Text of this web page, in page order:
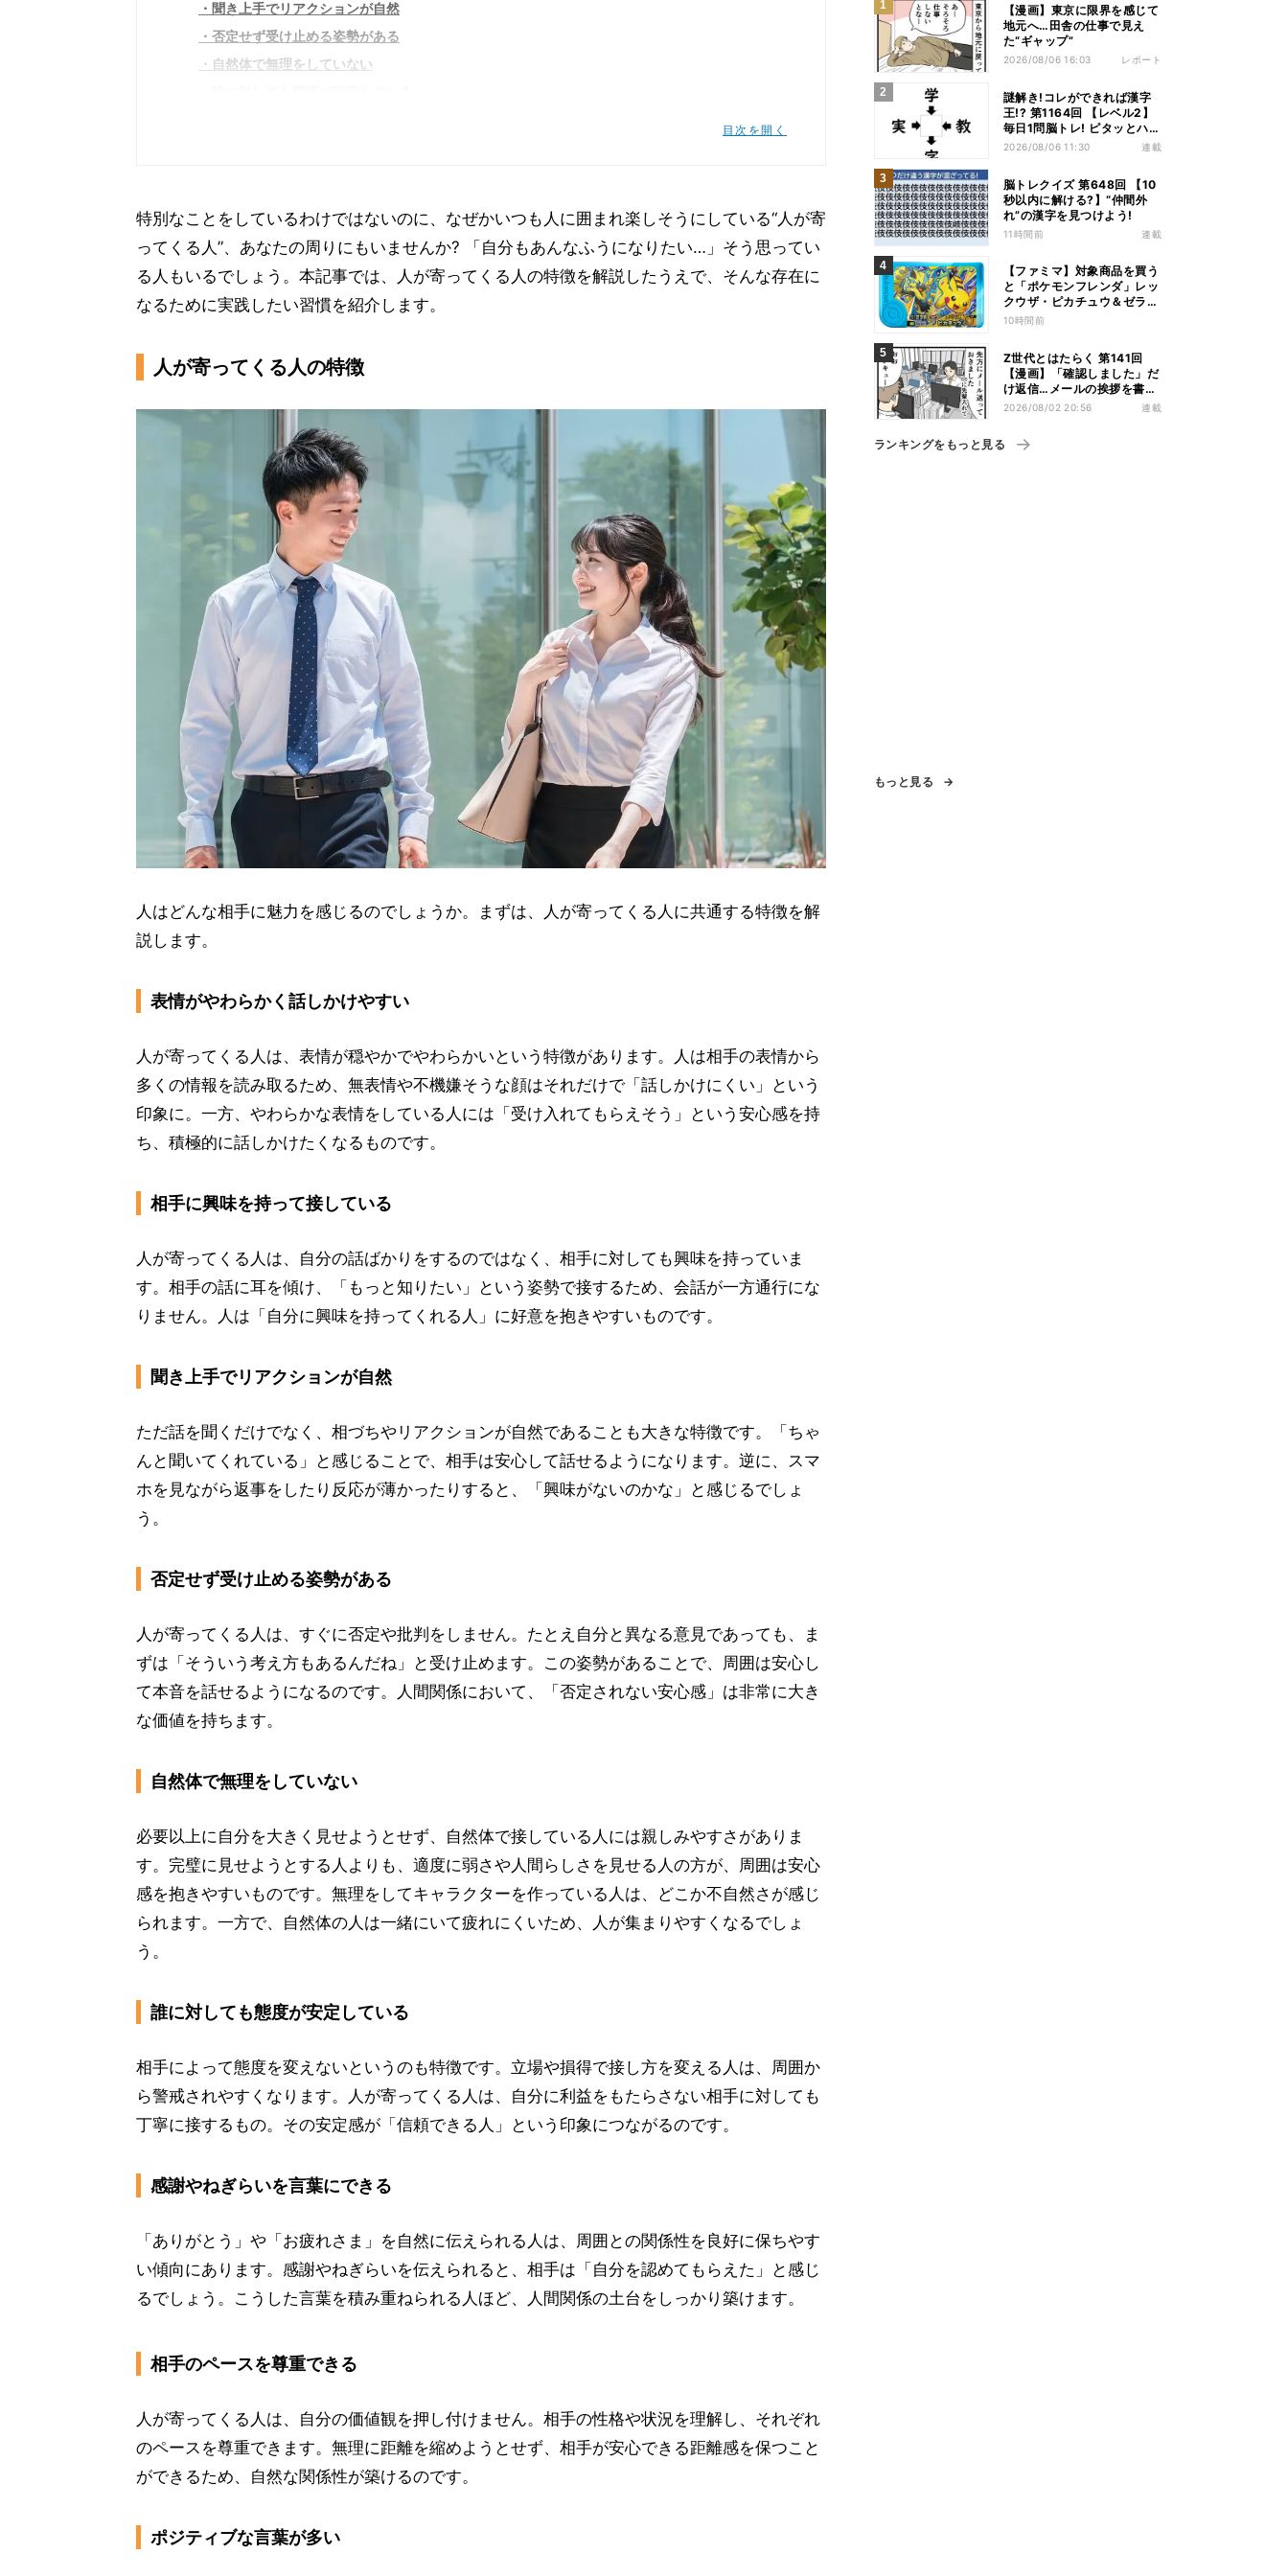
聞き上手でリアクションが自然
否定せず受け止める姿勢がある
自然体で無理をしていない
相手の話を最後まで聞く
共感の言葉を意識して使う
小さな感謝を積極的に伝える
相手の名前を呼ぶ
目次を開く
特別なことをしているわけではないのに、なぜかいつも人に囲まれ楽しそうにしている“人が寄
ってくる人”、あなたの周りにもいませんか? 「自分もあんなふうになりたい…」そう思ってい
る人もいるでしょう。本記事では、人が寄ってくる人の特徴を解説したうえで、そんな存在に
なるために実践したい習慣を紹介します。
人が寄ってくる人の特徴
人はどんな相手に魅力を感じるのでしょうか。まずは、人が寄ってくる人に共通する特徴を解
説します。
表情がやわらかく話しかけやすい
人が寄ってくる人は、表情が穏やかでやわらかいという特徴があります。人は相手の表情から
多くの情報を読み取るため、無表情や不機嫌そうな顔はそれだけで「話しかけにくい」という
印象に。一方、やわらかな表情をしている人には「受け入れてもらえそう」という安心感を持
ち、積極的に話しかけたくなるものです。
相手に興味を持って接している
人が寄ってくる人は、自分の話ばかりをするのではなく、相手に対しても興味を持っていま
す。相手の話に耳を傾け、「もっと知りたい」という姿勢で接するため、会話が一方通行にな
りません。人は「自分に興味を持ってくれる人」に好意を抱きやすいものです。
聞き上手でリアクションが自然
ただ話を聞くだけでなく、相づちやリアクションが自然であることも大きな特徴です。「ちゃ
んと聞いてくれている」と感じることで、相手は安心して話せるようになります。逆に、スマ
ホを見ながら返事をしたり反応が薄かったりすると、「興味がないのかな」と感じるでしょ
う。
否定せず受け止める姿勢がある
人が寄ってくる人は、すぐに否定や批判をしません。たとえ自分と異なる意見であっても、ま
ずは「そういう考え方もあるんだね」と受け止めます。この姿勢があることで、周囲は安心し
て本音を話せるようになるのです。人間関係において、「否定されない安心感」は非常に大き
な価値を持ちます。
自然体で無理をしていない
必要以上に自分を大きく見せようとせず、自然体で接している人には親しみやすさがありま
す。完璧に見せようとする人よりも、適度に弱さや人間らしさを見せる人の方が、周囲は安心
感を抱きやすいものです。無理をしてキャラクターを作っている人は、どこか不自然さが感じ
られます。一方で、自然体の人は一緒にいて疲れにくいため、人が集まりやすくなるでしょ
う。
誰に対しても態度が安定している
相手によって態度を変えないというのも特徴です。立場や損得で接し方を変える人は、周囲か
ら警戒されやすくなります。人が寄ってくる人は、自分に利益をもたらさない相手に対しても
丁寧に接するもの。その安定感が「信頼できる人」という印象につながるのです。
感謝やねぎらいを言葉にできる
「ありがとう」や「お疲れさま」を自然に伝えられる人は、周囲との関係性を良好に保ちやす
い傾向にあります。感謝やねぎらいを伝えられると、相手は「自分を認めてもらえた」と感じ
るでしょう。こうした言葉を積み重ねられる人ほど、人間関係の土台をしっかり築けます。
相手のペースを尊重できる
人が寄ってくる人は、自分の価値観を押し付けません。相手の性格や状況を理解し、それぞれ
のペースを尊重できます。無理に距離を縮めようとせず、相手が安心できる距離感を保つこと
ができるため、自然な関係性が築けるのです。
ポジティブな言葉が多い
【漫画】東京に限界を感じて
地元へ…田舎の仕事で見え
た“ギャップ”
2026/08/06 16:03 レポート
謎解き!コレができれば漢字
王!? 第1164回 【レベル2】
毎日1問脳トレ! ピタッとハマ
る漢字はどれだ?
2026/08/06 11:30 連載
脳トレクイズ 第648回 【10
秒以内に解ける?】“仲間外
れ”の漢字を見つけよう!
11時間前 連載
【ファミマ】対象商品を買う
と「ポケモンフレンダ」レッ
クウザ・ピカチュウ＆ゼラオ
ラのスペシャルフレンダピッ
10時間前
Z世代とはたらく 第141回
【漫画】「確認しました」だ
け返信…メールの挨拶を書か
ない“チャット世代”の価値観
2026/08/02 20:56 連載
ランキングをもっと見る
もっと見る